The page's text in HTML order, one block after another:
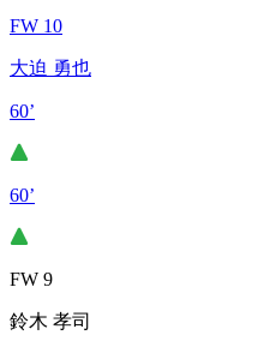
FW 10
大迫 勇也
60’
60’
FW 9
鈴木 孝司